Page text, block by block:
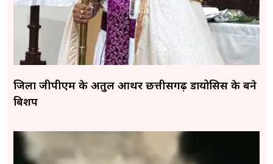
जिला जीपीएम के अतुल आर्थर छत्तीसगढ़ डायोसिस के बने
बिशप